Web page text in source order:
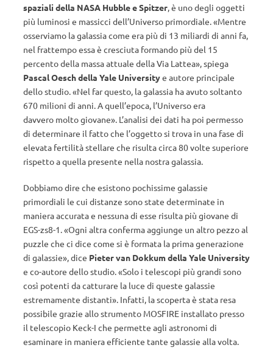
spaziali della NASA Hubble e Spitzer,è uno degli oggetti
più luminosi e massicci dell’Universo primordiale. «Mentre
osserviamo la galassia come era più di 13 miliardi di anni fa,
nel frattempo essa è cresciuta formando più del 15
percento della massa attuale della Via Lattea», spiega
Pascal Oesch della Yale Universitye autore principale
dello studio. «Nel far questo, la galassia ha avuto soltanto
670 milioni di anni. A quell’epoca, l’Universo era
davvero molto giovane». L’analisi dei dati ha poi permesso
di determinare il fatto che l’oggetto si trova in una fase di
elevata fertilità stellare che risulta circa 80 volte superiore
rispetto a quella presente nella nostra galassia.
Dobbiamo dire che esistono pochissime galassie
primordiali le cui distanze sono state determinate in
maniera accurata e nessuna di esse risulta più giovane di
EGS-zs8-1. «Ogni altra conferma aggiunge un altro pezzo al
puzzle che ci dice come si è formata la prima generazione
di galassie», dice Pieter van Dokkum della Yale University
e co-autore dello studio. «Solo i telescopi più grandi sono
così potenti da catturare la luce di queste galassie
estremamente distanti». Infatti, la scoperta è stata resa
possibile grazie allo strumento MOSFIRE installato presso
il telescopio Keck-I che permette agli astronomi di
esaminare in maniera efficiente tante galassie alla volta.